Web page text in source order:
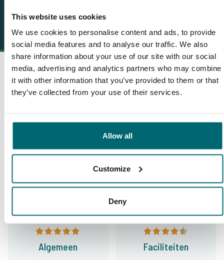
This website uses cookies
We use cookies to personalise content and ads, to provide
social media features and to analyse our traffic. We also
share information about your use of our site with our social
media, advertising and analytics partners who may combine
it with other information that you’ve provided to them or that
they’ve collected from your use of their services.
Allow all
Customize
Deny
Daarom boekt u bij The Carp
Specialist
9,7
Algemeen
9,2
Faciliteiten